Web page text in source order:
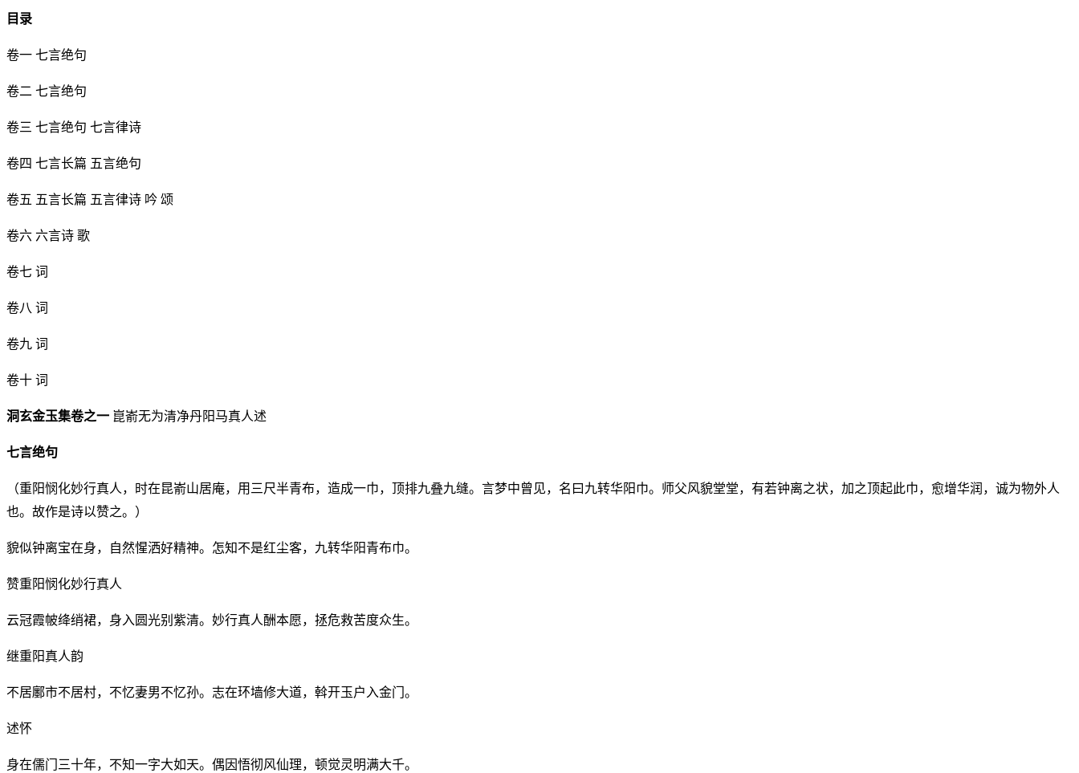
目录
卷一 七言绝句
卷二 七言绝句
卷三 七言绝句 七言律诗
卷四 七言长篇 五言绝句
卷五 五言长篇 五言律诗 吟 颂
卷六 六言诗 歌
卷七 词
卷八 词
卷九 词
卷十 词
洞玄金玉集卷之一 崑嵛无为清净丹阳马真人述
七言绝句
（重阳悯化妙行真人，时在昆嵛山居庵，用三尺半青布，造成一巾，顶排九叠九缝。言梦中曾见，名曰九转华阳巾。师父风貌堂堂，有若钟离之状，加之顶起此巾，愈增华润，诚为物外人
也。故作是诗以赞之。）
貌似钟离宝在身，自然惺洒好精神。怎知不是红尘客，九转华阳青布巾。
赞重阳悯化妙行真人
云冠霞帔绛绡裙，身入圆光别紫清。妙行真人酬本愿，拯危救苦度众生。
继重阳真人韵
不居鄽市不居村，不忆妻男不忆孙。志在环墙修大道，斡开玉户入金门。
述怀
身在儒门三十年，不知一字大如天。偶因悟彻风仙理，顿觉灵明满大千。